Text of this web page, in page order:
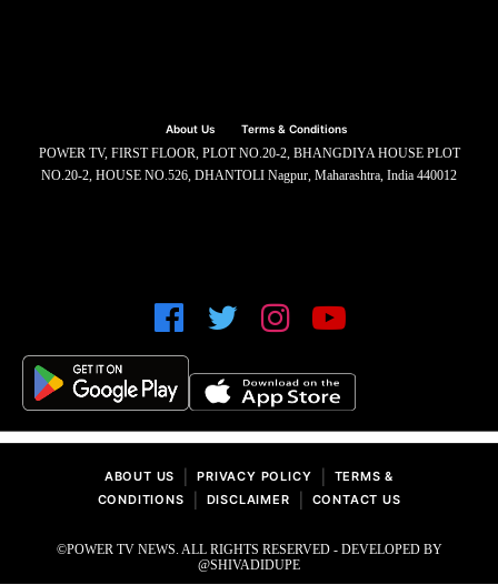
About Us Terms & Conditions
POWER TV, FIRST FLOOR, PLOT NO.20-2, BHANGDIYA HOUSE PLOT
NO.20-2, HOUSE NO.526, DHANTOLI Nagpur, Maharashtra, India 440012
ABOUT US PRIVACY POLICY
TERMS &
CONDITIONS
DISCLAIMER CONTACT US
©POWER TV NEWS. ALL RIGHTS RESERVED - DEVELOPED BY
@SHIVADIDUPE